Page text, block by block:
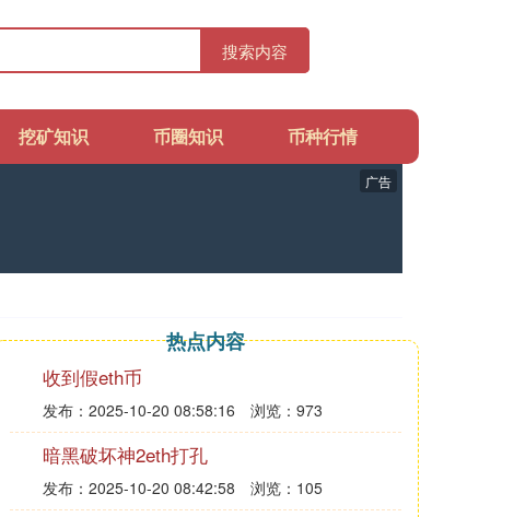
搜索内容
挖矿知识 币圈知识 币种行情
广告
热点内容
收到假eth币
发布：2025-10-20 08:58:16 浏览：973
暗黑破坏神2eth打孔
发布：2025-10-20 08:42:58 浏览：105